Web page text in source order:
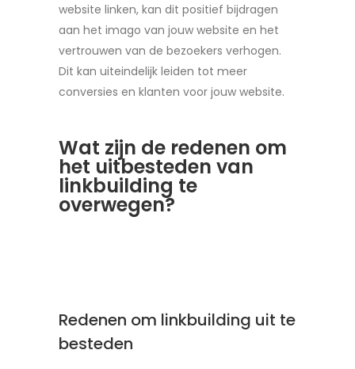
website linken, kan dit positief bijdragen
aan het imago van jouw website en het
vertrouwen van de bezoekers verhogen.
Dit kan uiteindelijk leiden tot meer
conversies en klanten voor jouw website.
Wat zijn de redenen om
het uitbesteden van
linkbuilding te
overwegen?
Redenen om linkbuilding uit te
besteden